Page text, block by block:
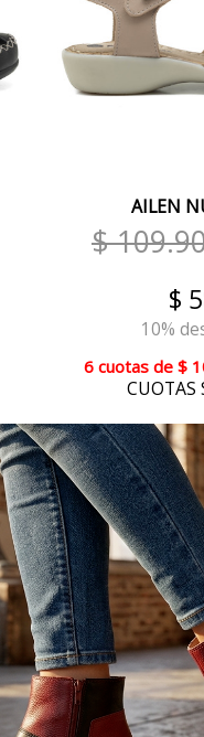
AILEN
$
$
10%
6 cuotasde $
CUOTAS